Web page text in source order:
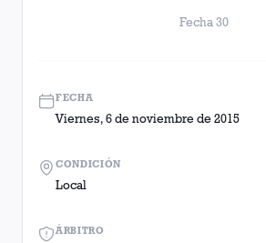
Fecha 30
FECHA
Viernes, 6 de noviembre de 2015
ÁRBITRO
CONDICIÓN
Local